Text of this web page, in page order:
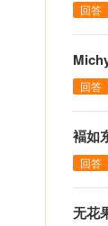
回答
回答
褔如
回答
无花